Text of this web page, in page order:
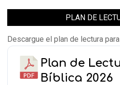
PLAN DE
Descargue el plan de lectura
Plan de
Bíblica 2026